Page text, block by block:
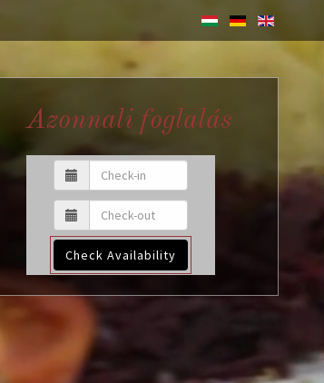
Azonnali foglalás
Check Availability